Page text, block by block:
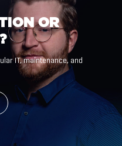
OR
IT, maintenance, and